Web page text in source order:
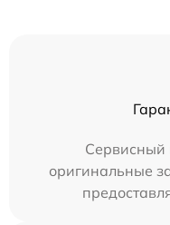
Сервисный
оригинальные